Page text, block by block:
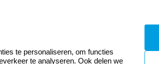
Sale
te personaliseren, om functies
te analyseren. Ook delen we